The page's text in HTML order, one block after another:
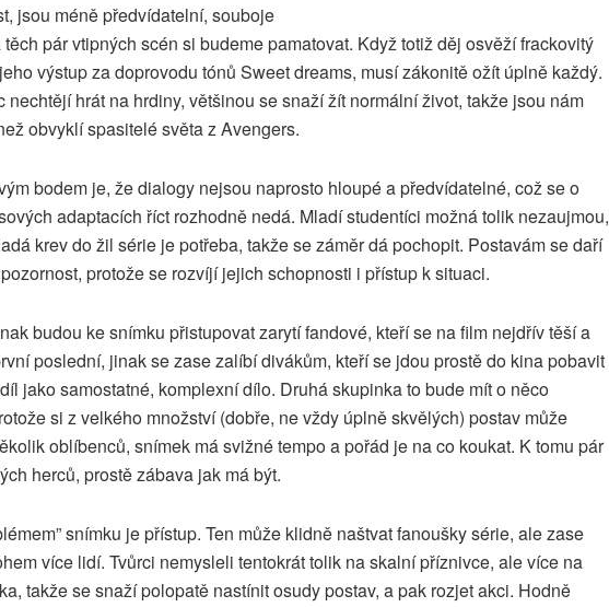
jsou méně předvídatelní, souboje
pár vtipných scén si budeme pamatovat. Když totiž děj osvěží frackovitý
výstup za doprovodu tónů Sweet dreams, musí zákonitě ožít úplně každý.
nechtějí hrát na hrdiny, většinou se snaží žít normální život, takže jsou nám
obvyklí spasitelé světa z Avengers.
bodem je, že dialogy nejsou naprosto hloupé a předvídatelné, což se o
adaptacích říct rozhodně nedá. Mladí studentíci možná tolik nezaujmou,
krev do žil série je potřeba, takže se záměr dá pochopit. Postavám se daří
protože se rozvíjí jejich schopnosti i přístup k situaci.
budou ke snímku přistupovat zarytí fandové, kteří se na film nejdřív těší a
poslední, jinak se zase zalíbí divákům, kteří se jdou prostě do kina pobavit
jako samostatné, komplexní dílo. Druhá skupinka to bude mít o něco
si z velkého množství (dobře, ne vždy úplně skvělých) postav může
oblíbenců, snímek má svižné tempo a pořád je na co koukat. K tomu pár
herců, prostě zábava jak má být.
snímku je přístup. Ten může klidně naštvat fanoušky série, ale zase
více lidí. Tvůrci nemysleli tentokrát tolik na skalní příznivce, ale více na
takže se snaží polopatě nastínit osudy postav, a pak rozjet akci. Hodně